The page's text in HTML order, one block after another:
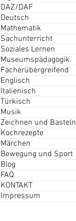
DAZ/DAF
Deutsch
Mathematik
Sachunterricht
Soziales Lernen
Museumspädagogik
Fächerübergreifend
Englisch
Italienisch
Türkisch
Musik
Zeichnen und Basteln
Kochrezepte
Märchen
Bewegung und Sport
Blog
FAQ
KONTAKT
Impressum